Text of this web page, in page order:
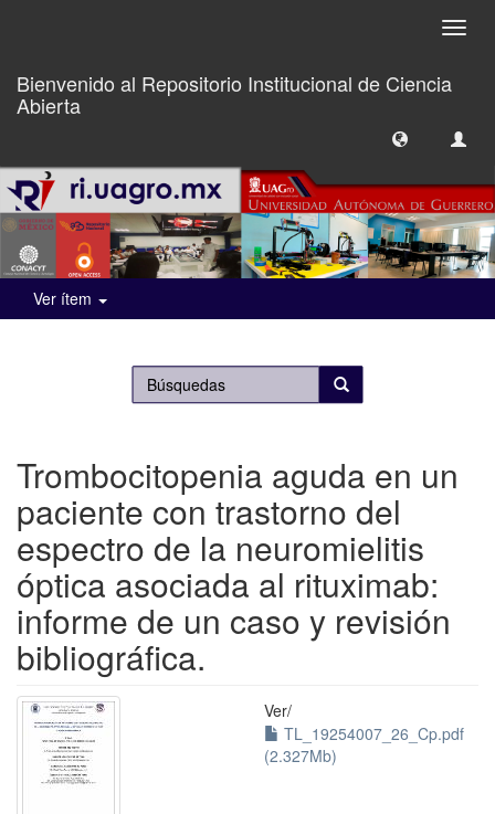
Bienvenido al Repositorio Institucional de Ciencia
Abierta
Ver ítem
Trombocitopenia aguda en un
paciente con trastorno del
espectro de la neuromielitis
óptica asociada al rituximab:
informe de un caso y revisión
bibliográfica.
Ver/
TL_19254007_26_Cp.pdf
(2.327Mb)